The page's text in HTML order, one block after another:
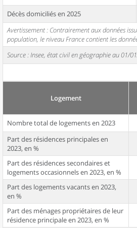
Décès domiciliés en 2025
Avertissement : Contrairement aux données
population, le niveau France contient les
Source : Insee, état civil en géographie au 01/
Logement
Nombre total de logements en 2023
Part des résidences principales en
2023, en %
Part des résidences secondaires et
logements occasionnels en 2023, en %
Part des logements vacants en 2023,
en %
Part des ménages propriétaires de leur
résidence principale en 2023, en %